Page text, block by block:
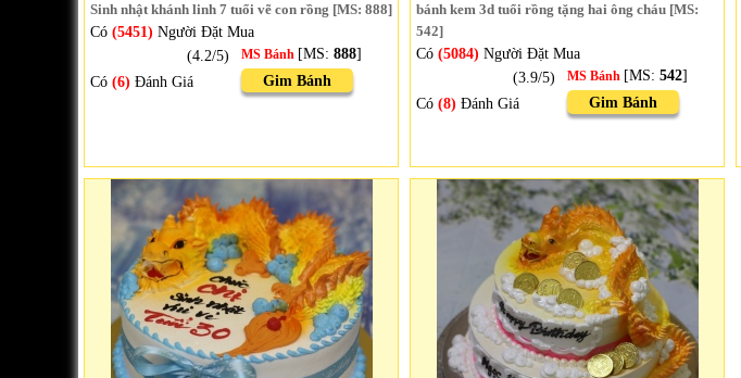
Sinh nhật khánh linh 7 tuổi vẽ con rồng [MS: 888]
Có (5451) Người Đặt Mua
(4.2/5)
Có (6) Đánh Giá
MS Bánh [MS: 888]
Gim Bánh
bánh kem 3d tuổi rồng tặng hai ông cháu [MS:
542]
Có (5084) Người Đặt Mua
(3.9/5)
Có (8) Đánh Giá
MS Bánh [MS: 542]
Gim Bánh